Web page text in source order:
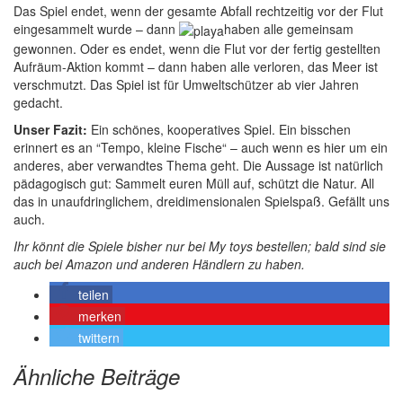
Das Spiel endet, wenn der gesamte Abfall rechtzeitig vor der Flut
eingesammelt wurde – dann
haben alle gemeinsam
gewonnen. Oder es endet, wenn die Flut vor der fertig gestellten
Aufräum-Aktion kommt – dann haben alle verloren, das Meer ist
verschmutzt. Das Spiel ist für Umweltschützer ab vier Jahren
gedacht.
Unser Fazit: Ein schönes, kooperatives Spiel. Ein bisschen
erinnert es an “Tempo, kleine Fische“ – auch wenn es hier um ein
anderes, aber verwandtes Thema geht. Die Aussage ist natürlich
pädagogisch gut: Sammelt euren Müll auf, schützt die Natur. All
das in unaufdringlichem, dreidimensionalen Spielspaß. Gefällt uns
auch.
Ihr könnt die Spiele bisher nur bei My toys bestellen; bald sind sie
auch bei Amazon und anderen Händlern zu haben.
teilen
merken
twittern
Ähnliche Beiträge